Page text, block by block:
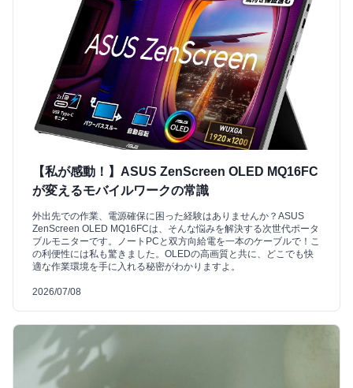
【私が感動！】ASUS ZenScreen OLED MQ16FC
が変えるモバイルワークの常識
外出先での作業、電源確保に困った経験はありませんか？ASUS
ZenScreen OLED MQ16FCは、そんな悩みを解決する次世代ポータ
ブルモニターです。ノートPCと双方向給電を一本のケーブルで！こ
の利便性には私も驚きました。OLEDの高画質と共に、どこでも快
適な作業環境を手に入れる秘密がわかりますよ。
2026/07/08